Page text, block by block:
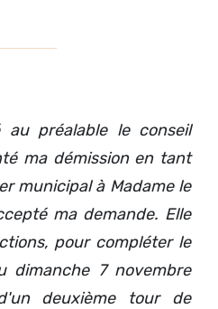
préalable le conseil
ma démission en tant
municipal à Madame le
ma demande. Elle
pour compléter le
dimanche 7 novembre
deuxième tour de